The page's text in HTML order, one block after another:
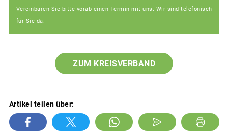
Vereinbaren Sie bitte vorab einen Termin mit uns. Wir sind telefonisch
für Sie da.
ZUM KREISVERBAND
Artikel teilen über: